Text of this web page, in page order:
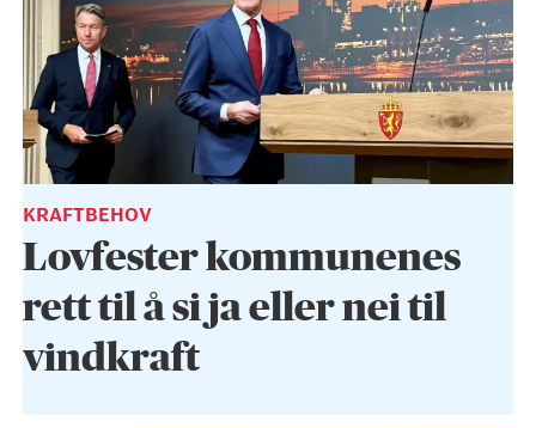
KRAFTBEHOV
Lovfester kommunenes
rett til å si ja eller nei til
vindkraft